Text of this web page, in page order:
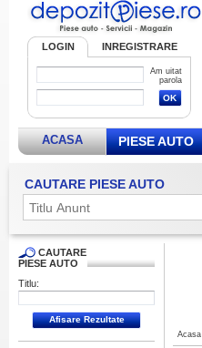
LOGIN INREGISTRARE
Am uitat
parola
ACASA PIESE AUTO
CAUTARE PIESE AUTO
CAUTARE
PIESE AUTO
Titlu:
Acasa